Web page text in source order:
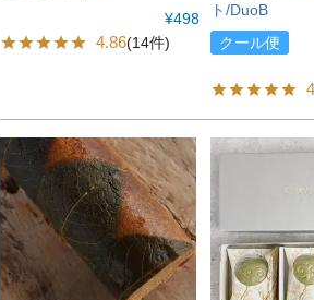
¥498
4.86(14件)
ト/DuoB
クール便